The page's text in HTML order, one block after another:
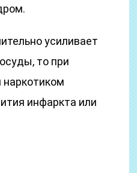
усиливает
то при
наркотиком
инфаркта или